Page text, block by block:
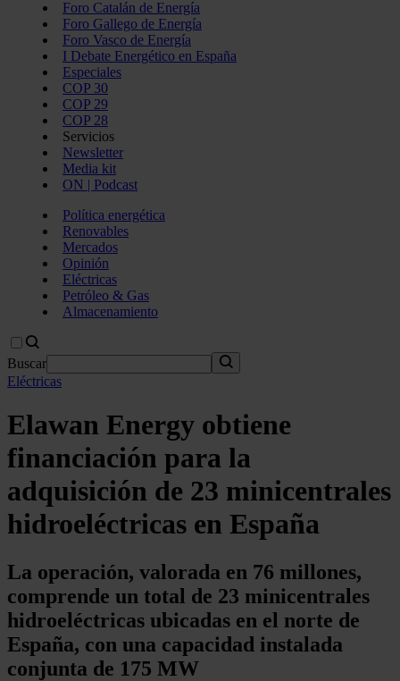
Foro Catalán de Energía
Foro Gallego de Energía
Foro Vasco de Energía
I Debate Energético en España
Especiales
COP 30
COP 29
COP 28
Servicios
Newsletter
Media kit
ON | Podcast
Política energética
Renovables
Mercados
Opinión
Eléctricas
Petróleo & Gas
Almacenamiento
Buscar
Eléctricas
Elawan Energy obtiene
financiación para la
adquisición de 23 minicentrales
hidroeléctricas en España
La operación, valorada en 76 millones,
comprende un total de 23 minicentrales
hidroeléctricas ubicadas en el norte de
España, con una capacidad instalada
conjunta de 175 MW